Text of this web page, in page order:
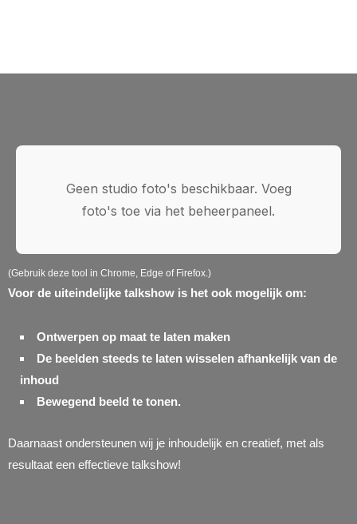
Geen studio foto's beschikbaar. Voeg
foto's toe via het beheerpaneel.
(Gebruik deze tool in Chrome, Edge of Firefox.)
Voor de uiteindelijke talkshow is het ook mogelijk om:
Ontwerpen op maat te laten maken
De beelden steeds te laten wisselen afhankelijk van de
inhoud
Bewegend beeld te tonen.
Daarnaast ondersteunen wij je inhoudelijk en creatief, met als
resultaat een effectieve talkshow!